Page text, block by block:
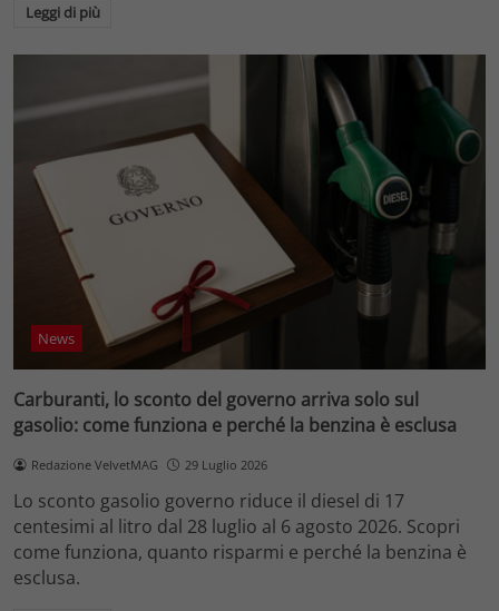
Leggi di più
News
Carburanti, lo sconto del governo arriva solo sul
gasolio: come funziona e perché la benzina è esclusa
Redazione VelvetMAG 29 Luglio 2026
Lo sconto gasolio governo riduce il diesel di 17
centesimi al litro dal 28 luglio al 6 agosto 2026. Scopri
come funziona, quanto risparmi e perché la benzina è
esclusa.